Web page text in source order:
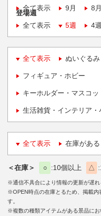
全て表示
9月 8月
登場週
全て表示
5週 4週
全て表示 ぬいぐる
フィギュア・ホビー
キーホルダー・マスコ
生活雑貨・インテリア・
全て表示 在庫があ
＜在庫＞ ○ 10個以上 △
※通信不具合により情報の更新が遅れ
※OPEN時点の在庫とるため、掲載内
す。
※複数の種類アイテムがある景品に